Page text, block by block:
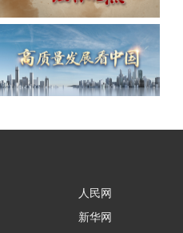
人民网
新华网